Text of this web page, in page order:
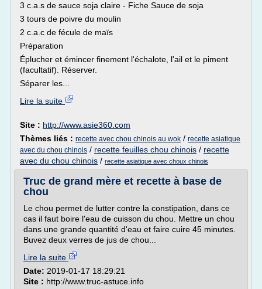
3 c.a.s de sauce soja claire - Fiche Sauce de soja
3 tours de poivre du moulin
2 c.a.c de fécule de maïs
Préparation
Éplucher et émincer finement l'échalote, l'ail et le piment
(facultatif). Réserver.
Séparer les...
Lire la suite
Site : http://www.asie360.com
Thèmes liés : recette avec chou chinois au wok / recette asiatique
avec du chou chinois / recette feuilles chou chinois / recette
avec du chou chinois / recette asiatique avec choux chinois
Truc de grand mère et recette à base de
chou
Le chou permet de lutter contre la constipation, dans ce
cas il faut boire l'eau de cuisson du chou. Mettre un chou
dans une grande quantité d'eau et faire cuire 45 minutes.
Buvez deux verres de jus de chou...
Lire la suite
Date: 2019-01-17 18:29:21
Site : http://www.truc-astuce.info